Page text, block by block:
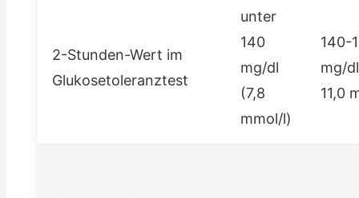
2-Stunden-Wert im
Glukosetoleranztest
unter
140
mg/dl
(7,8
mmol/l)
140-
mg/
11,0